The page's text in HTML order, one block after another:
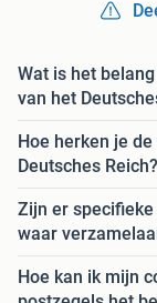
Wat is het
van het
Hoe herken je
Deutsches Reich?
Zijn er
waar
Hoe kan ik mijn